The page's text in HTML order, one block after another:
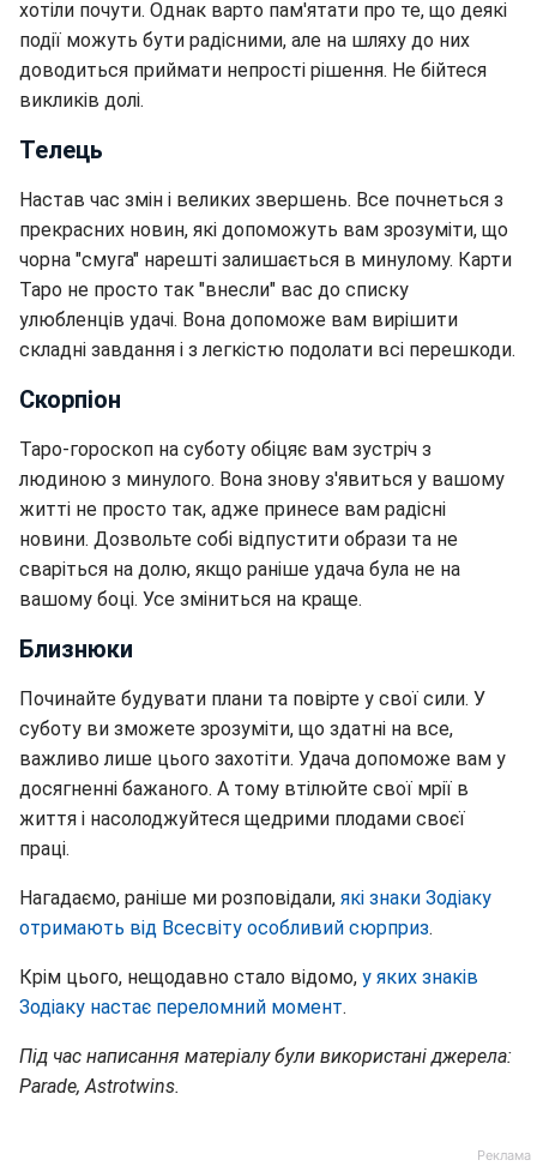
хотіли почути. Однак варто пам'ятати про те, що деякі
події можуть бути радісними, але на шляху до них
доводиться приймати непрості рішення. Не бійтеся
викликів долі.
Телець
Настав час змін і великих звершень. Все почнеться з
прекрасних новин, які допоможуть вам зрозуміти, що
чорна "смуга" нарешті залишається в минулому. Карти
Таро не просто так "внесли" вас до списку
улюбленців удачі. Вона допоможе вам вирішити
складні завдання і з легкістю подолати всі перешкоди.
Скорпіон
Таро-гороскоп на суботу обіцяє вам зустріч з
людиною з минулого. Вона знову з'явиться у вашому
житті не просто так, адже принесе вам радісні
новини. Дозвольте собі відпустити образи та не
сваріться на долю, якщо раніше удача була не на
вашому боці. Усе зміниться на краще.
Близнюки
Починайте будувати плани та повірте у свої сили. У
суботу ви зможете зрозуміти, що здатні на все,
важливо лише цього захотіти. Удача допоможе вам у
досягненні бажаного. А тому втілюйте свої мрії в
життя і насолоджуйтеся щедрими плодами своєї
праці.
Нагадаємо, раніше ми розповідали, які знаки Зодіаку
отримають від Всесвіту особливий сюрприз.
Крім цього, нещодавно стало відомо, у яких знаків
Зодіаку настає переломний момент.
Під час написання матеріалу були використані джерела:
Parade, Astrotwins.